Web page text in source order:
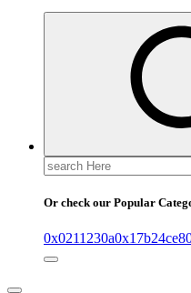
Search
for:
Or check our Popular
0x0211230a0x17b24ce8